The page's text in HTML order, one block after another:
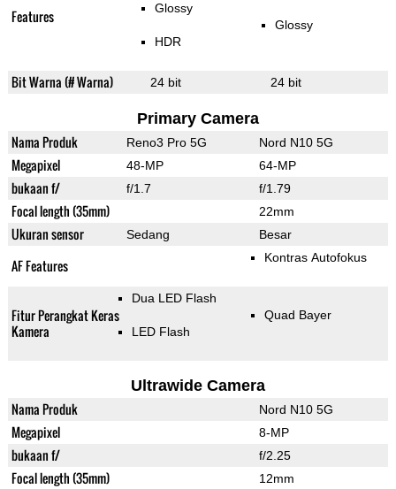
Features Glossy
HDR
Glossy
Bit Warna (# Warna) 24 bit 24 bit
Primary Camera
Nama Produk Reno3 Pro 5G Nord N10 5G
Megapixel 48-MP 64-MP
bukaan f/ f/1.7 f/1.79
Focal length (35mm) 22mm
Ukuran sensor Sedang Besar
AF Features Kontras Autofokus
Fitur Perangkat Keras
Kamera
Dua LED Flash
LED Flash
Quad Bayer
Ultrawide Camera
Nama Produk Nord N10 5G
Megapixel 8-MP
bukaan f/ f/2.25
Focal length (35mm) 12mm